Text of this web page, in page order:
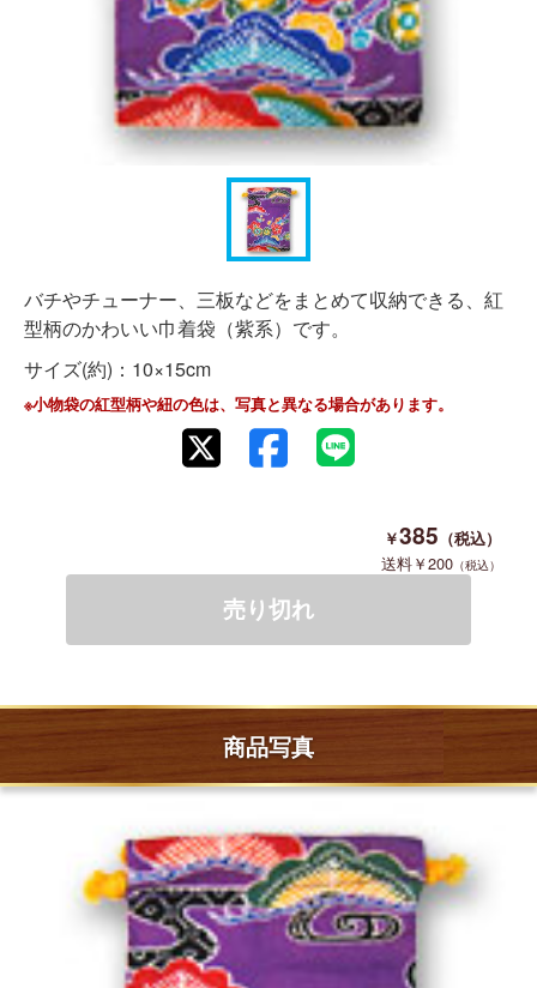
バチやチューナー、三板などをまとめて収納できる、紅
型柄のかわいい巾着袋（紫系）です。
サイズ(約)：10×15cm
※小物袋の紅型柄や紐の色は、写真と異なる場合があります。
385
200
商品写真